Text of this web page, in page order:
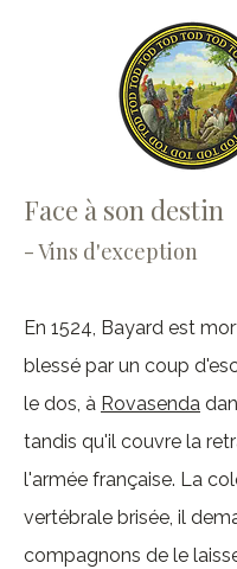
Face à son destin
- Vins d'exception
En 1524, Bayard est
blessé par un coup
le dos, à Rovasenda
tandis qu'il couvre la
l'armée française. La
vertébrale brisée, il
compagnons de le